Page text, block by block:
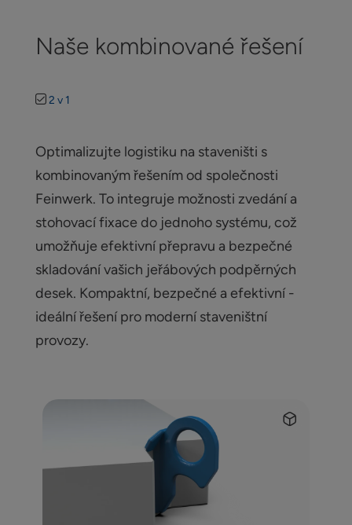
Naše kombinované řešení
2 v 1
Optimalizujte logistiku na staveništi s
kombinovaným řešením od společnosti
Feinwerk. To integruje možnosti zvedání a
stohovací fixace do jednoho systému, což
umožňuje efektivní přepravu a bezpečné
skladování vašich jeřábových podpěrných
desek. Kompaktní, bezpečné a efektivní -
ideální řešení pro moderní staveništní
provozy.